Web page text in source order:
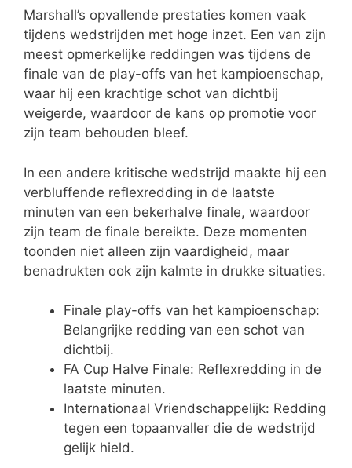
Marshall’s opvallende prestaties komen vaak
tijdens wedstrijden met hoge inzet. Een van zijn
meest opmerkelijke reddingen was tijdens de
finale van de play-offs van het kampioenschap,
waar hij een krachtige schot van dichtbij
weigerde, waardoor de kans op promotie voor
zijn team behouden bleef.
In een andere kritische wedstrijd maakte hij een
verbluffende reflexredding in de laatste
minuten van een bekerhalve finale, waardoor
zijn team de finale bereikte. Deze momenten
toonden niet alleen zijn vaardigheid, maar
benadrukten ook zijn kalmte in drukke situaties.
Finale play-offs van het kampioenschap:
Belangrijke redding van een schot van
dichtbij.
FA Cup Halve Finale: Reflexredding in de
laatste minuten.
Internationaal Vriendschappelijk: Redding
tegen een topaanvaller die de wedstrijd
gelijk hield.